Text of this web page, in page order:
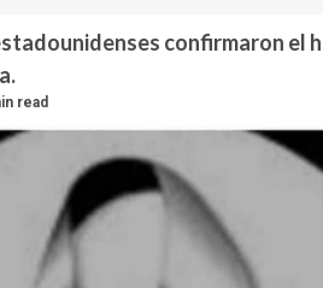
confirmaron el
read